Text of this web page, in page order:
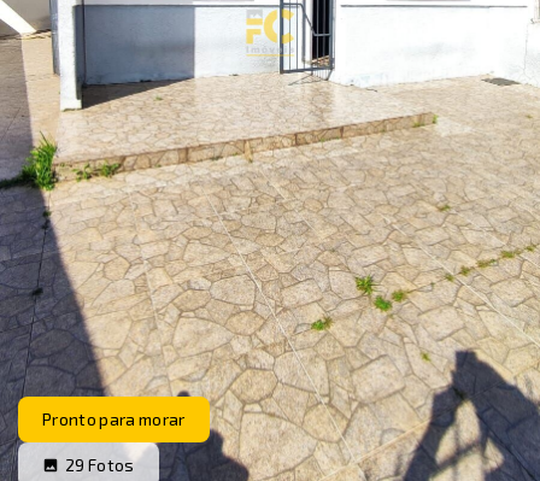
Pronto para morar
29 Fotos